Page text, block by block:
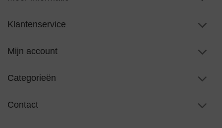
Klantenservice
Mijn account
Categorieën
Contact